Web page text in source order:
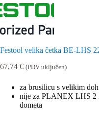
Festool velika četka BE-LHS
67,74 € (PDV uključen)
za brusilicu s velikim
nije za PLANEX LHS 2
dometa